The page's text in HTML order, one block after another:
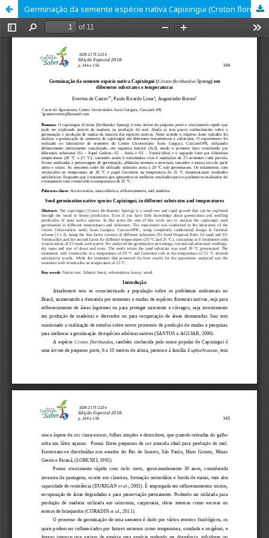
Germinação da semente espécie nativa Capixingui (Croton floribundus Spreng) em diferentes substratos e temperaturas